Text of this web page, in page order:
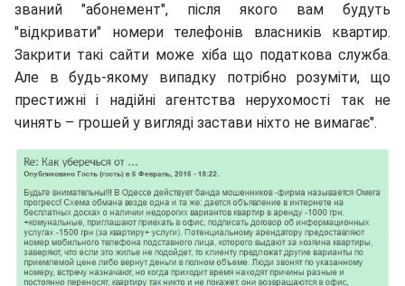
званий "абонемент", після якого вам будуть
"відкривати" номери телефонів власників квартир.
Закрити такі сайти може хіба що податкова служба.
Але в будь-якому випадку потрібно розуміти, що
престижні і надійні агентства нерухомості так не
чинять – грошей у вигляді застави ніхто не вимагає".